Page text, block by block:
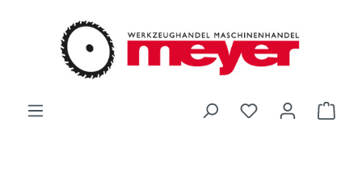
Zum Hauptinhalt springen
Du hast 0